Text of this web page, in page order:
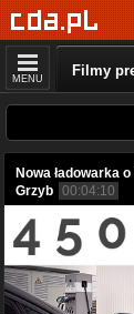
MENU Filmy
Nowa ładowarka
Grzyb 00:04:10